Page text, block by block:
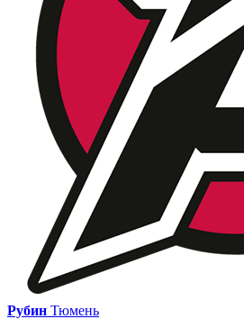
Рубин Тюмень